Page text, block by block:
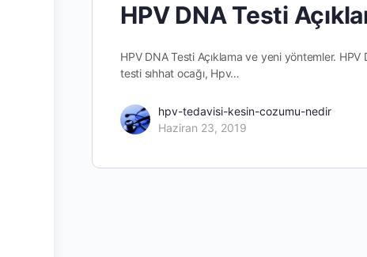
HPV DNA Testi
HPV DNA Testi Açıklama ve yeni yöntemler.
testi sıhhat ocağı, Hpv…
hpv-tedavisi-kesin-cozumu-nedir
Haziran 23, 2019